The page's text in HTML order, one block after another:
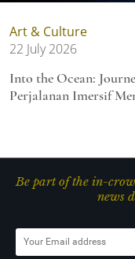
Art & Culture
22 July 2026
Into the Ocean:
Perjalanan Imersif
Be part of the in-
news